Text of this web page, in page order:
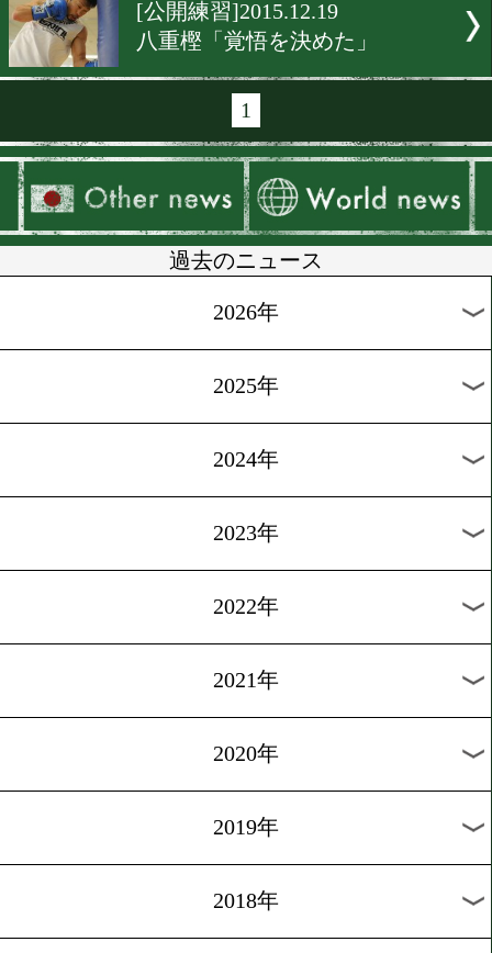
[公開練習]2015.12.23
井岡「返り討ちにします」
[公開練習]2015.12.22
田口はツヨカワ脱却を宣言
[公開練習]2015.12.21
内山、圧勝を宣言
[公開練習]2015.12.20
「準備は100%」と井上
[公開練習]2015.12.19
八重樫「覚悟を決めた」
1
過去のニュース